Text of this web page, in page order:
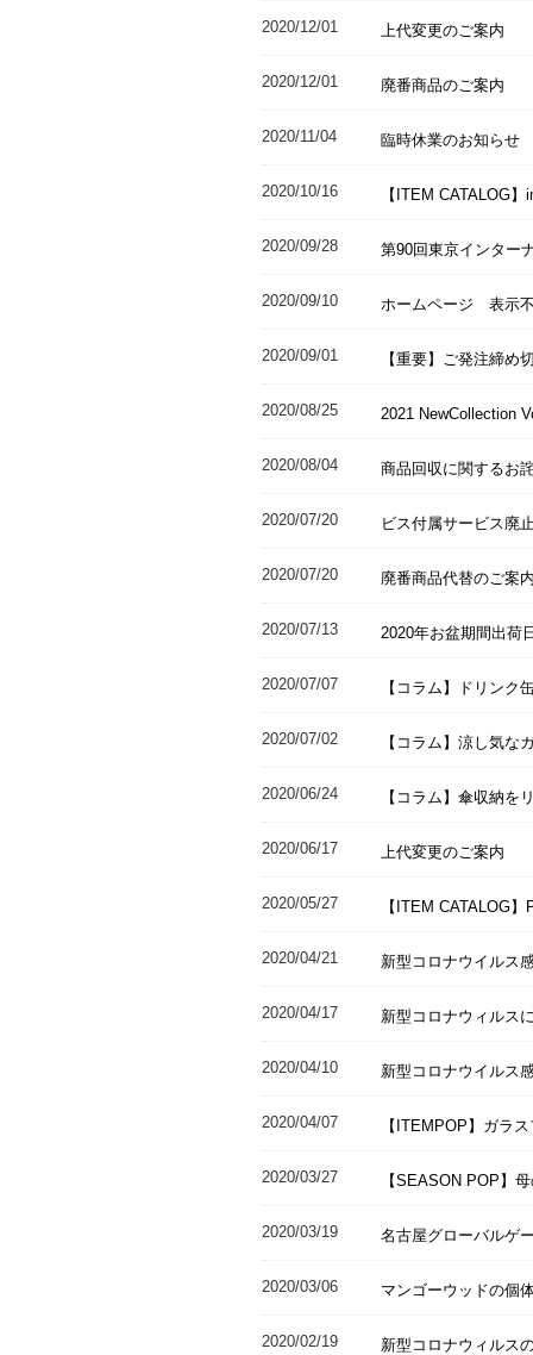
2020/12/01 上代変更のご案内
2020/12/01 廃番商品のご案内
2020/11/04 臨時休業のお知らせ
2020/10/16 【ITEM CATALOG
2020/09/28 第90回東京インター
2020/09/10 ホームページ 表示
2020/09/01 【重要】ご発注締め
2020/08/25 2021 NewCollection
2020/08/04 商品回収に関するお
2020/07/20 ビス付属サービス廃
2020/07/20 廃番商品代替のご案
2020/07/13 2020年お盆期間出荷
2020/07/07 【コラム】ドリン
2020/07/02 【コラム】涼し気
2020/06/24 【コラム】傘収納
2020/06/17 上代変更のご案内
2020/05/27 【ITEM CATALOG
2020/04/21 新型コロナウイルス
2020/04/17 新型コロナウィルス
2020/04/10 新型コロナウイルス
2020/04/07 【ITEMPOP】ガラ
2020/03/27 【SEASON POP】
2020/03/19 名古屋グローバルゲ
2020/03/06 マンゴーウッドの個
2020/02/19 新型コロナウィルス